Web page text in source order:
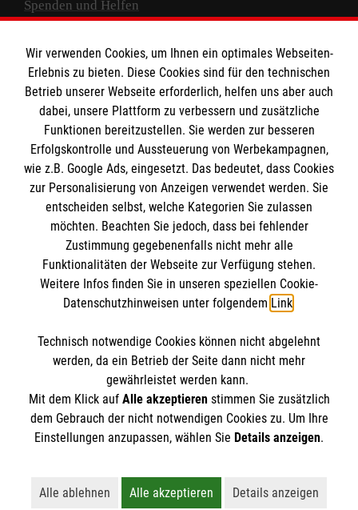
Spenden und Helfen
Empfänger: Malteser Hilfsdienst e.V.
IBAN: DE10 3706 0120 1201 2000 12
BIC: GENODED 1PA7
Newsletter abonnieren
Cookies verwalten|AGB|Impressum|Datenschutz
Barrierefreiheit |Kontakt| Sharepoint|Mediathek
Wir verwenden Cookies, um Ihnen ein optimales Webseiten-
Erlebnis zu bieten. Diese Cookies sind für den technischen
Betrieb unserer Webseite erforderlich, helfen uns aber auch
dabei, unsere Plattform zu verbessern und zusätzliche
Funktionen bereitzustellen. Sie werden zur besseren
Erfolgskontrolle und Aussteuerung von Werbekampagnen,
wie z.B. Google Ads, eingesetzt. Das bedeutet, dass Cookies
zur Personalisierung von Anzeigen verwendet werden. Sie
entscheiden selbst, welche Kategorien Sie zulassen
möchten. Beachten Sie jedoch, dass bei fehlender
Zustimmung gegebenenfalls nicht mehr alle
Funktionalitäten der Webseite zur Verfügung stehen.
Weitere Infos finden Sie in unseren speziellen Cookie-
Datenschutzhinweisen unter folgendem Link.
Technisch notwendige Cookies können nicht abgelehnt
werden, da ein Betrieb der Seite dann nicht mehr
gewährleistet werden kann.
Mit dem Klick auf Alle akzeptierenstimmen Sie zusätzlich
dem Gebrauch der nicht notwendigen Cookies zu. Um Ihre
Einstellungen anzupassen, wählen Sie Details anzeigen.
Alle ablehnen
Alle akzeptieren
Details anzeigen